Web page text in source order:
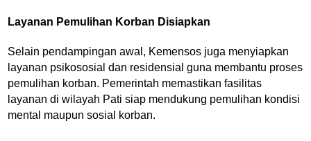
Layanan Pemulihan Korban Disiapkan
Selain pendampingan awal, Kemensos juga menyiapkan
layanan psikososial dan residensial guna membantu proses
pemulihan korban. Pemerintah memastikan fasilitas
layanan di wilayah Pati siap mendukung pemulihan kondisi
mental maupun sosial korban.